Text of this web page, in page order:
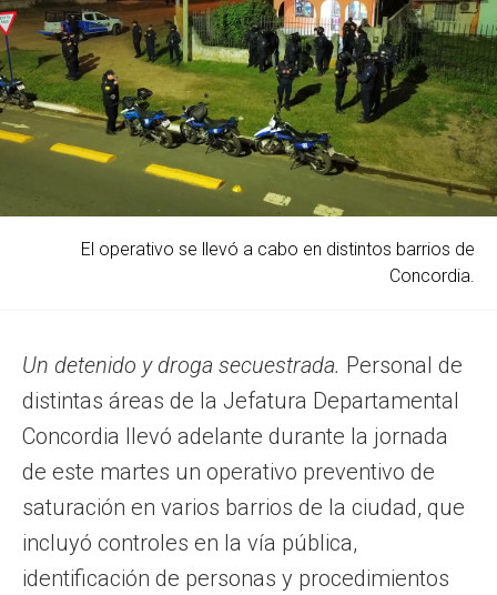
El operativo se llevó a cabo en distintos barrios de
Concordia.
Un detenido y droga secuestrada. Personal de
distintas áreas de la Jefatura Departamental
Concordia llevó adelante durante la jornada
de este martes un operativo preventivo de
saturación en varios barrios de la ciudad, que
incluyó controles en la vía pública,
identificación de personas y procedimientos